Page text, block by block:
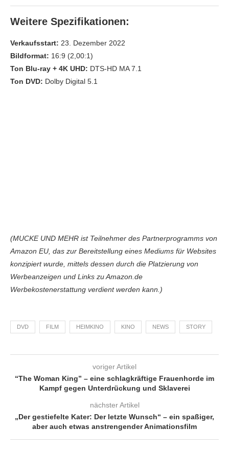
Weitere Spezifikationen:
Verkaufsstart: 23. Dezember 2022
Bildformat: 16:9 (2,00:1)
Ton Blu-ray + 4K UHD: DTS-HD MA 7.1
Ton DVD: Dolby Digital 5.1
(MUCKE UND MEHR ist Teilnehmer des Partnerprogramms von
Amazon EU, das zur Bereitstellung eines Mediums für Websites
konzipiert wurde, mittels dessen durch die Platzierung von
Werbeanzeigen und Links zu Amazon.de
Werbekostenerstattung verdient werden kann.)
DVD FILM HEIMKINO KINO NEWS STORY
voriger Artikel
“The Woman King” – eine schlagkräftige Frauenhorde im
Kampf gegen Unterdrückung und Sklaverei
nächster Artikel
„Der gestiefelte Kater: Der letzte Wunsch“ – ein spaßiger,
aber auch etwas anstrengender Animationsfilm